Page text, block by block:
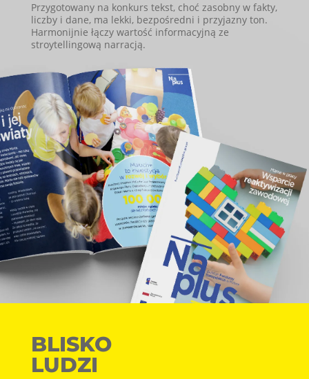
Przygotowany na konkurs tekst, choć zasobny w fakty,
liczby i dane, ma lekki, bezpośredni i przyjazny ton.
Harmonijnie łączy wartość informacyjną ze
stroytellingową narracją.
BLISKO
LUDZI